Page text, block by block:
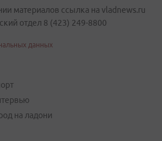
материалов ссылка на vladnews.ru
отдел 8 (423) 249-8800
данных
на ладони